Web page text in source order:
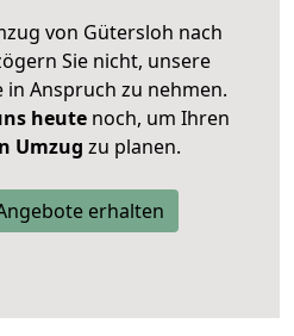
von Gütersloh nach
Sie nicht, unsere
Anspruch zu nehmen.
heutenoch, um Ihren
Umzug zu planen.
erhalten